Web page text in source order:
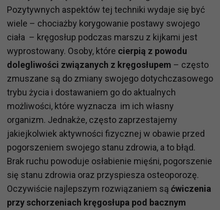
Pozytywnych aspektów tej techniki wydaje się być
wiele – chociażby korygowanie postawy swojego
ciała – kręgosłup podczas marszu z kijkami jest
wyprostowany. Osoby, które cierpią z powodu
dolegliwości związanych z kręgosłupem – często
zmuszane są do zmiany swojego dotychczasowego
trybu życia i dostawaniem go do aktualnych
możliwości, które wyznacza im ich własny
organizm. Jednakże, często zaprzestajemy
jakiejkolwiek aktywności fizycznej w obawie przed
pogorszeniem swojego stanu zdrowia, a to błąd.
Brak ruchu powoduje osłabienie mięśni, pogorszenie
się stanu zdrowia oraz przyspiesza osteoporozę.
Oczywiście najlepszym rozwiązaniem są ćwiczenia
przy schorzeniach kręgosłupa pod bacznym